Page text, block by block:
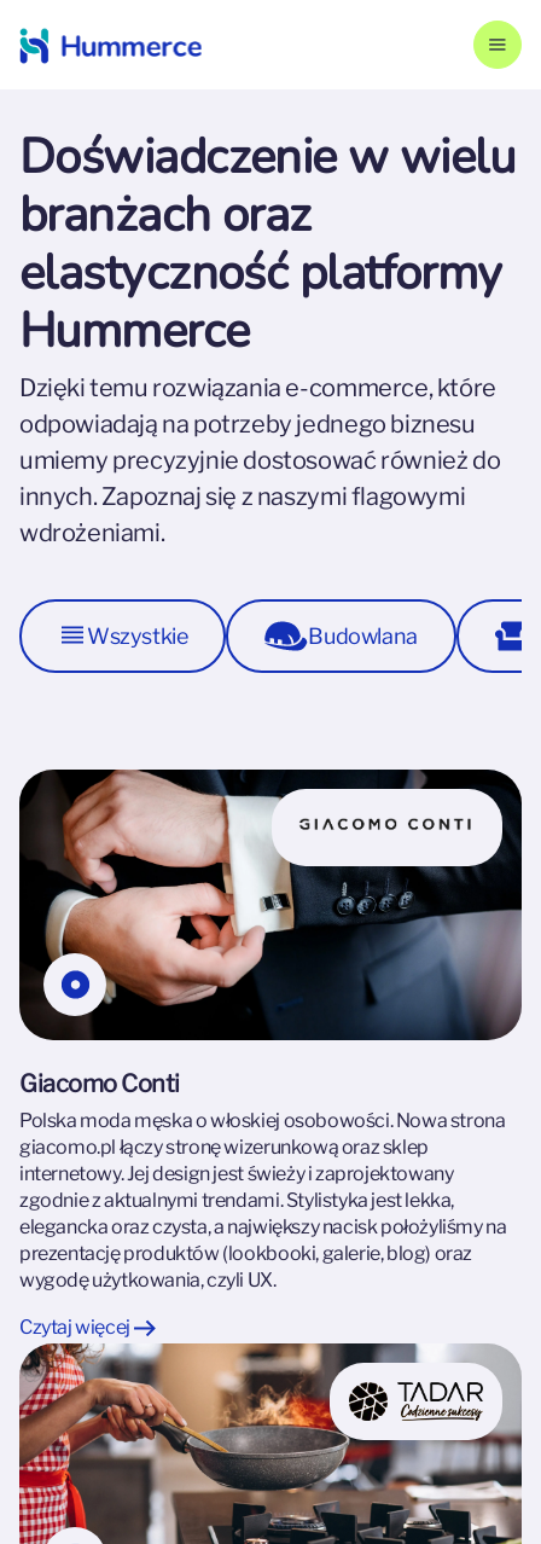
Doświadczenie w wielu
branżach oraz
elastyczność platformy
Hummerce
Dzięki temu rozwiązania e-commerce, które
odpowiadają na potrzeby jednego biznesu
umiemy precyzyjnie dostosować również do
innych. Zapoznaj się z naszymi flagowymi
wdrożeniami.
Wszystkie Budowlana
Giacomo Conti
Polska moda męska o włoskiej osobowości. Nowa strona
giacomo.pl łączy stronę wizerunkową oraz sklep
internetowy. Jej design jest świeży i zaprojektowany
zgodnie z aktualnymi trendami. Stylistyka jest lekka,
elegancka oraz czysta, a największy nacisk położyliśmy na
prezentację produktów (lookbooki, galerie, blog) oraz
wygodę użytkowania, czyli UX.
Czytaj więcej